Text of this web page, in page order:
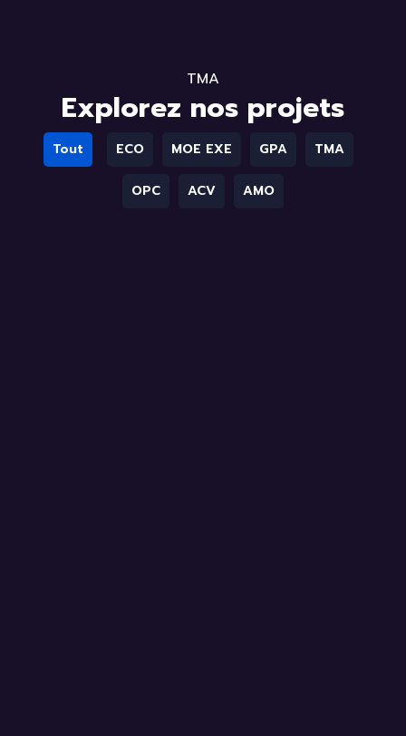
TMA
Explorez nos projets
Tout ECO MOE EXE GPA TMA
OPC ACV AMO